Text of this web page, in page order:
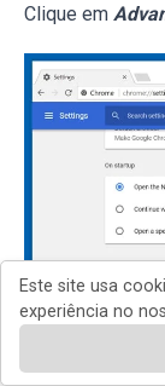
Clique em
Depois de
Este site usa
experiência no